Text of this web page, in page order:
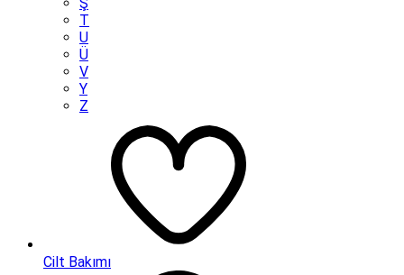
T
U
Ü
V
Y
Z
Cilt Bakımı